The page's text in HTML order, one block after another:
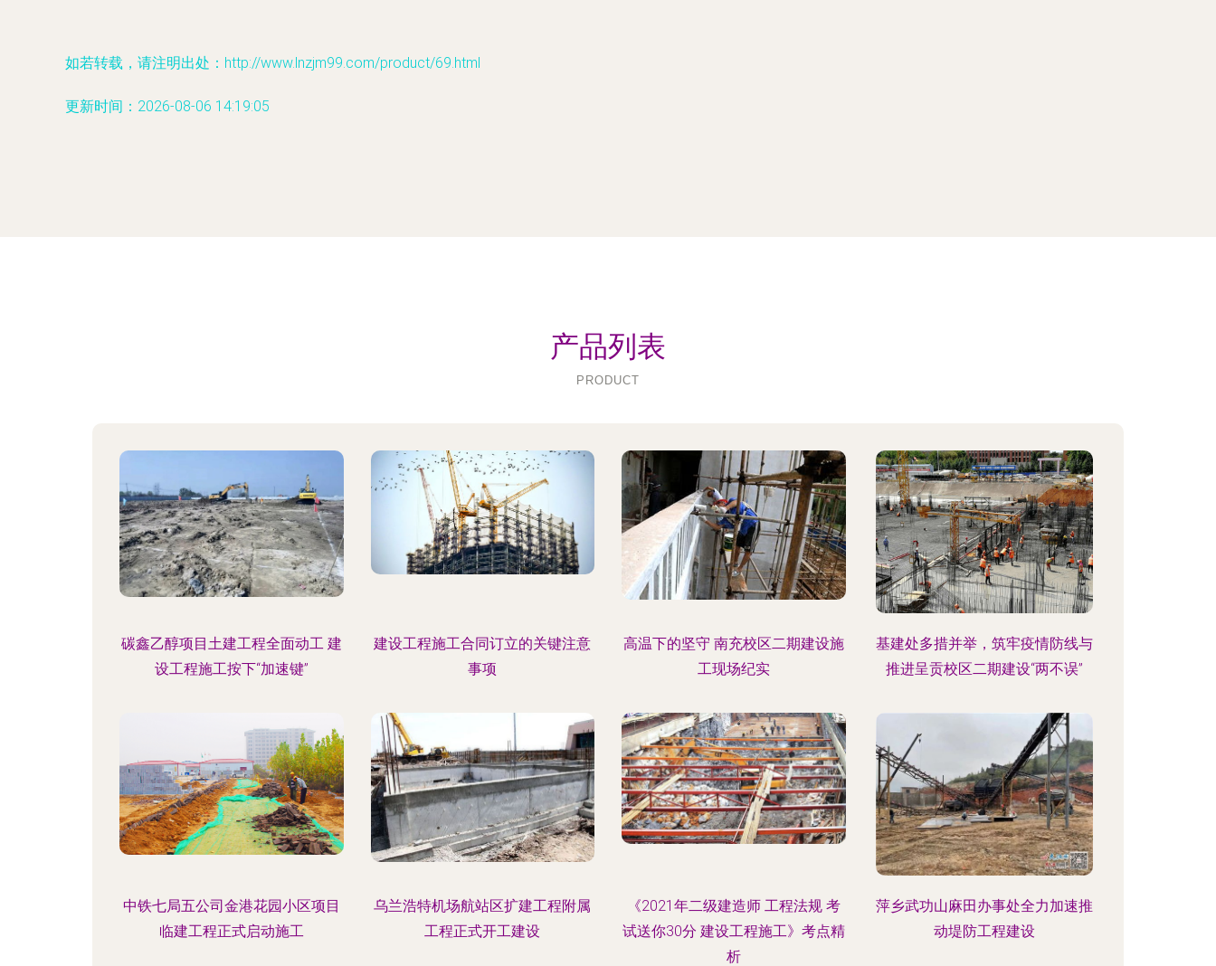
如若转载，请注明出处：http://www.lnzjm99.com/product/69.html
更新时间：2026-08-06 14:19:05
产品列表
PRODUCT
碳鑫乙醇项目土建工程全面动工 建
设工程施工按下“加速键”
建设工程施工合同订立的关键注意
事项
高温下的坚守 南充校区二期建设施
工现场纪实
基建处多措并举，筑牢疫情防线与
推进呈贡校区二期建设“两不误”
中铁七局五公司金港花园小区项目
临建工程正式启动施工
乌兰浩特机场航站区扩建工程附属
工程正式开工建设
《2021年二级建造师 工程法规 考
试送你30分 建设工程施工》考点精
析
萍乡武功山麻田办事处全力加速推
动堤防工程建设